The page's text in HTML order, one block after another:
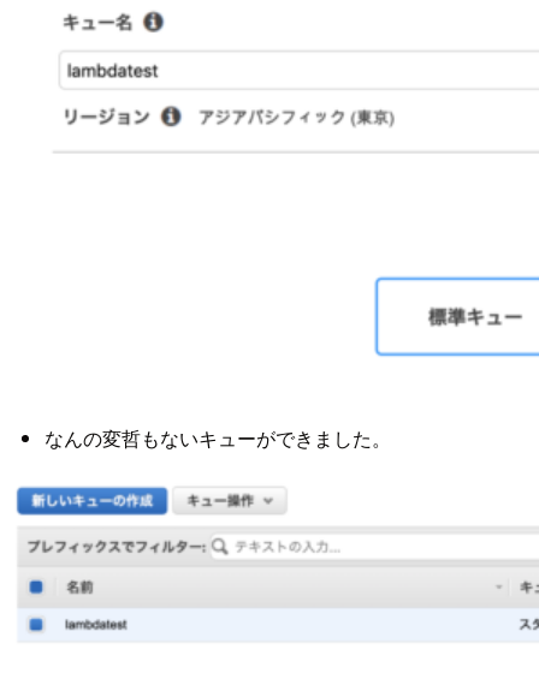
なんの変哲もないキューができました。